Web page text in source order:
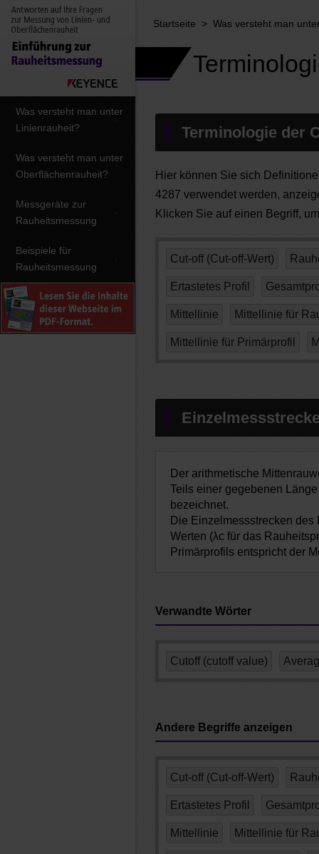
Was versteht man unter
Linienrauheit?
Was versteht man unter
Oberflächenrauheit?
Messgeräte zur
Rauheitsmessung
Beispiele für
Rauheitsmessung
Startseite > Was versteht man
Terminologie der
Hier können Sie sich
4287 verwendet werden,
Klicken Sie auf einen Begriff,
Cut-off (Cut-off-Wert)
Ertastetes Profil
Mittellinie Mittellinie für
Mittellinie für Primärprofil
Der arithmetische
Teils einer gegebenen
bezeichnet.
Die Einzelmessstrecken
Werten (λc für das
Primärprofils entspricht der
Verwandte Wörter
Cutoff (cutoff value)
Andere Begriffe anzeigen
Cut-off (Cut-off-Wert)
Ertastetes Profil
Mittellinie Mittellinie für